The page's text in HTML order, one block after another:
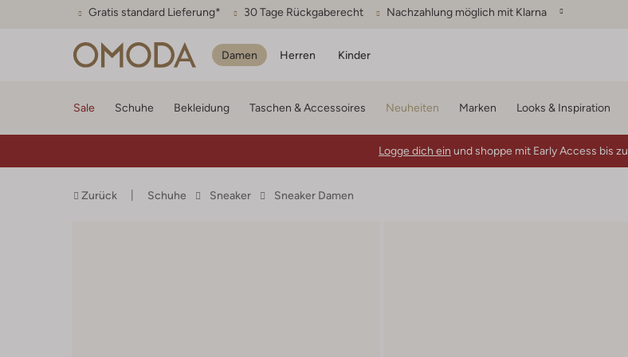
Gratis standard Lieferung* 30 Tage Rückgaberecht Nachzahlung möglich mit Klarna
Damen Herren Kinder
Sale Schuhe Bekleidung Taschen & Accessoires Neuheiten Marken Looks & Inspiration
Logge dich ein und shoppe mit Early Access bis zu
Zurück Schuhe Sneaker Sneaker Damen